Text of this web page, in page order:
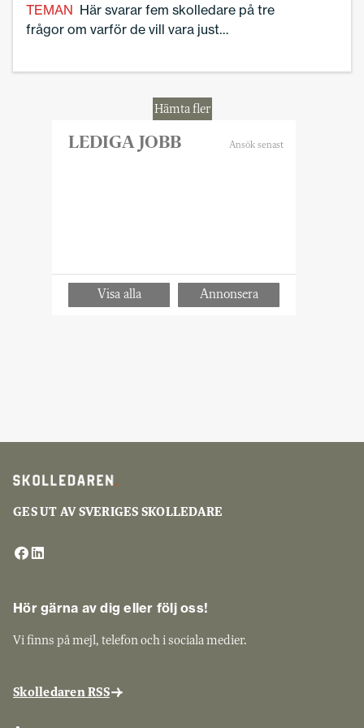
TEMAN Här svarar fem skolledare på tre
frågor om varför de vill vara just
stanna.
Hämta fler
GES UT AV SVERIGES SKOLLEDARE
Hör gärna av dig eller följ oss!
Vi finns på mejl, telefon och i sociala medier.
Skolledaren RSS